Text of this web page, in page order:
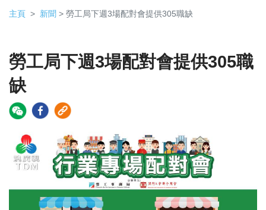
主頁 新聞 > 勞工局下週3場配對會提供305職缺
勞工局下週3場配對會提供305職
缺